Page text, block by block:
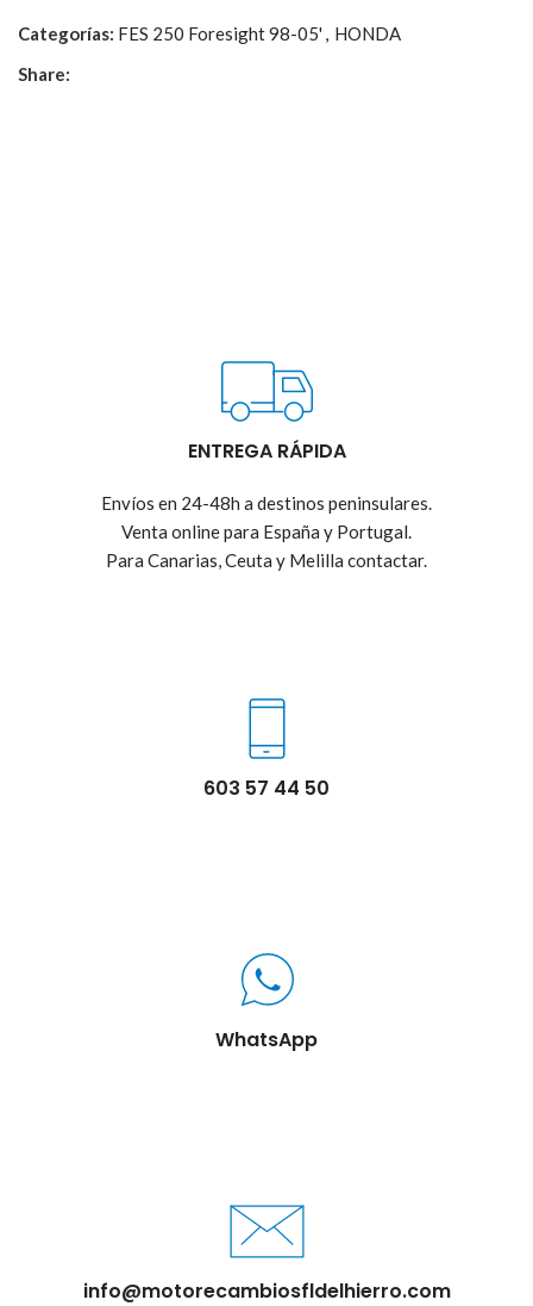
Categorías: FES 250 Foresight 98-05' , HONDA
Share:
ENTREGA RÁPIDA
Envíos en 24-48h a destinos peninsulares.
Venta online para España y Portugal.
Para Canarias, Ceuta y Melilla contactar.
603 57 44 50
WhatsApp
info@motorecambiosfldelhierro.com